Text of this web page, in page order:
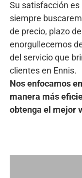
Su satisfacción
siempre
de precio, plazo
enorgullecemos
del servicio que
clientes en Ennis.
Nos enfocamos
manera más
obtenga el mejor